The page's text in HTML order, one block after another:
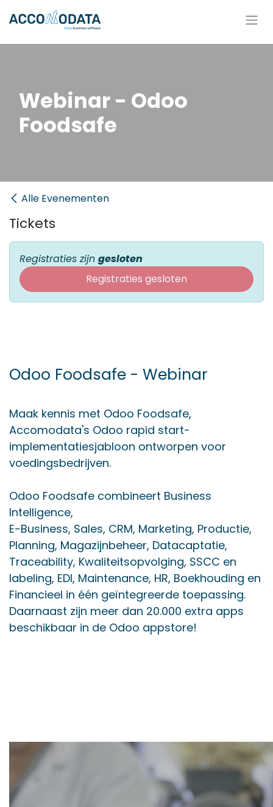
Overslaan naar inhoud
Webinar - Odoo
Foodsafe
Alle Evenementen
Tickets
Registraties zijn gesloten
Registraties gesloten
Odoo Foodsafe - Webinar
Maak kennis met Odoo Foodsafe,
Accomodata's Odoo rapid start-
implementatiesjabloon ontworpen voor
voedingsbedrijven.
Odoo Foodsafe combineert Business
Intelligence,
E-Business, Sales, CRM, Marketing, Productie,
Planning, Magazijnbeheer, Datacaptatie,
Traceability, Kwaliteitsopvolging, SSCC en
labeling, EDI, Maintenance, HR, Boekhouding en
Financieel in één geïntegreerde toepassing.
Daarnaast zijn meer dan 20.000 extra apps
beschikbaar in de Odoo appstore!